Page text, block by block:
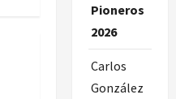
Pioneros
2026
Carlos
González